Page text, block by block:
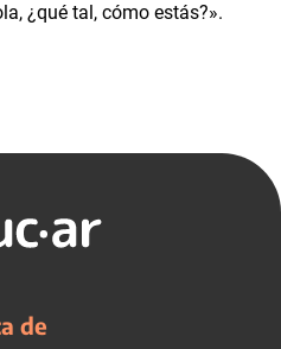
¿qué tal, cómo estás?».
de